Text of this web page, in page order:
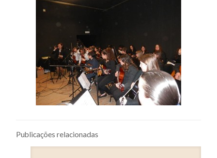
Publicações relacionadas